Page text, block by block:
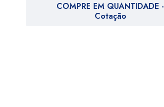
COMPRE EM QUANTIDADE -
Cotação